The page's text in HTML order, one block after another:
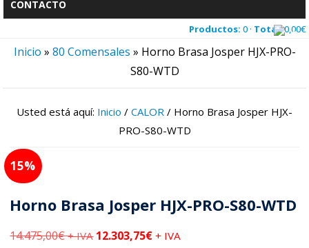
CONTACTO
Productos: 0 · Total:0,00€
Inicio » 80 Comensales » Horno Brasa Josper HJX-PRO-
S80-WTD
Usted está aquí: Inicio / CALOR / Horno Brasa Josper HJX-
PRO-S80-WTD
15
Horno Brasa Josper HJX-PRO-S80-WTD
14.475,00€ + IVA 12.303,75€ + IVA